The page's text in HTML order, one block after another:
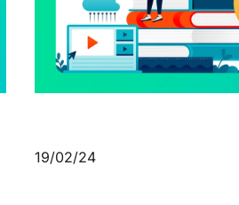
19/02/24